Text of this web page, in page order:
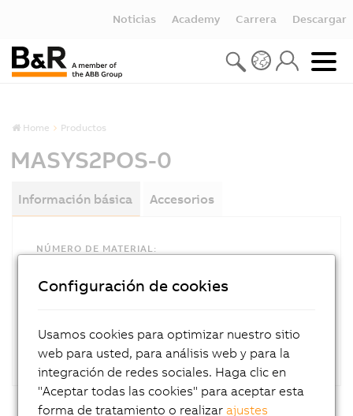
Noticias Academy Carrera Descargar
Home Productos
MASYS2POS-0
Información básica Accesorios
NÚMERO DE MATERIAL:
DESCRIPCIÓN:
Configuración de cookies
Usamos cookies para optimizar nuestro sitio
web para usted, para análisis web y para la
integración de redes sociales. Haga clic en
"Aceptar todas las cookies" para aceptar esta
forma de tratamiento o realizarajustes